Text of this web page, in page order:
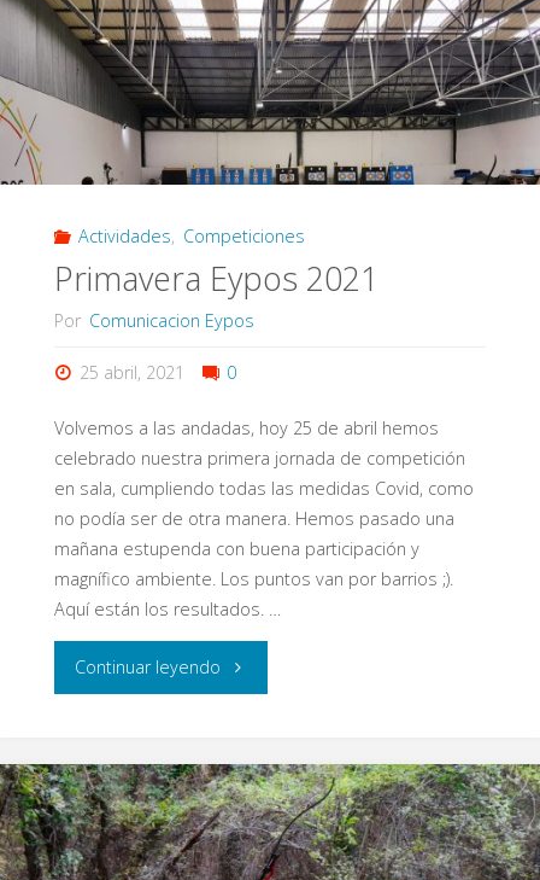
el
tiro
con
arco
Riojano"
Actividades, Competiciones
Primavera Eypos 2021
Por Comunicacion Eypos
25 abril, 2021 0
Volvemos a las andadas, hoy 25 de abril hemos
celebrado nuestra primera jornada de competición
en sala, cumpliendo todas las medidas Covid, como
no podía ser de otra manera. Hemos pasado una
mañana estupenda con buena participación y
magnífico ambiente. Los puntos van por barrios ;).
Aquí están los resultados. …
Continuar leyendo "Primavera
2021"